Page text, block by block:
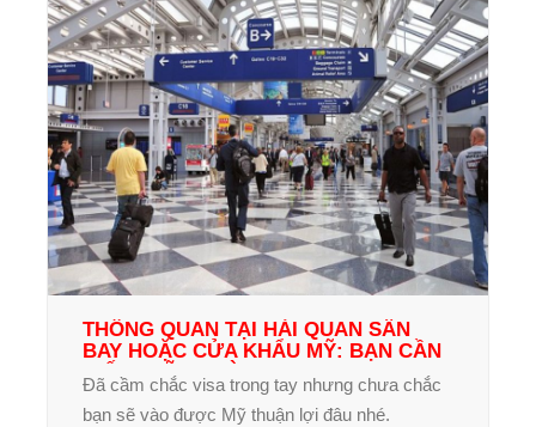
THÔNG QUAN TẠI HẢI QUAN SÂN
BAY HOẶC CỬA KHẨU MỸ: BẠN CẦN
BIẾT NHỮNG GÌ?
Đã cầm chắc visa trong tay nhưng chưa chắc
bạn sẽ vào được Mỹ thuận lợi đâu nhé.